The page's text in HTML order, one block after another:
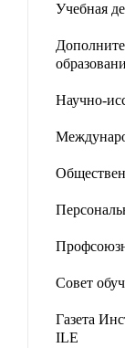
Учебная
Научно-
Совет
Газета
ILE